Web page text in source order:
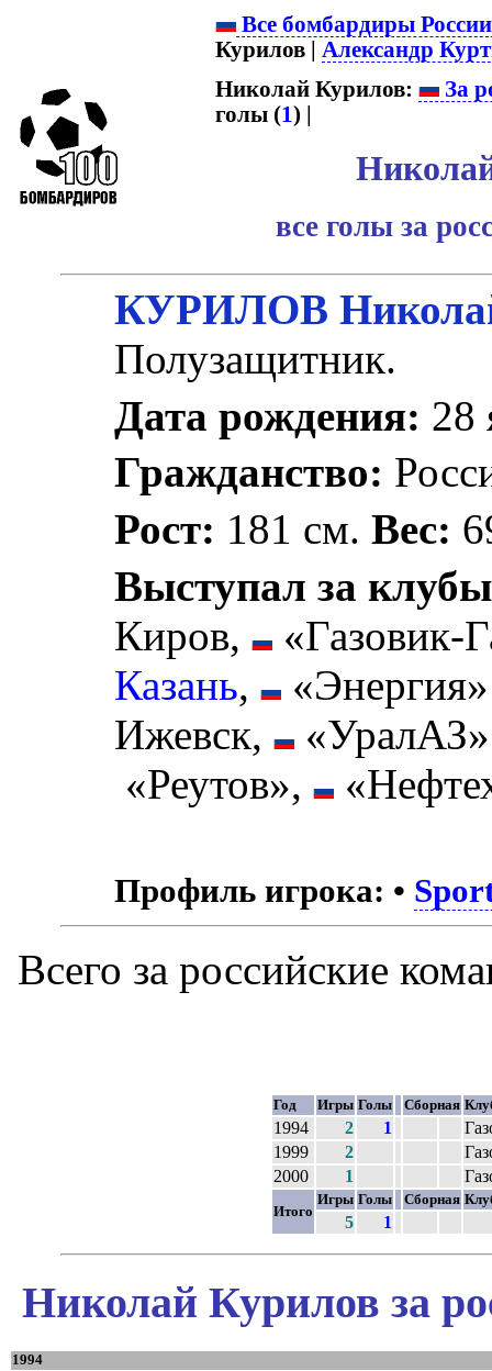
Все бомбардиры
Курилов | Александр
Николай Курилов:
За
голы (1) |
все голы за
КУРИЛОВ
Полузащитник.
Дата рождения: 28
Гражданство:
Рост: 181 см.Вес:
Выступал за
Киров,
«Газовик-
Казань,
Ижевск,
«Реутов»,
Профиль игрока: •
Всего за российские
Год Игры Голы Сборная
1994 2 1
1999
2
2000
1
Итого
Игры Голы Сборная
5 1
Николай Курилов за
1994